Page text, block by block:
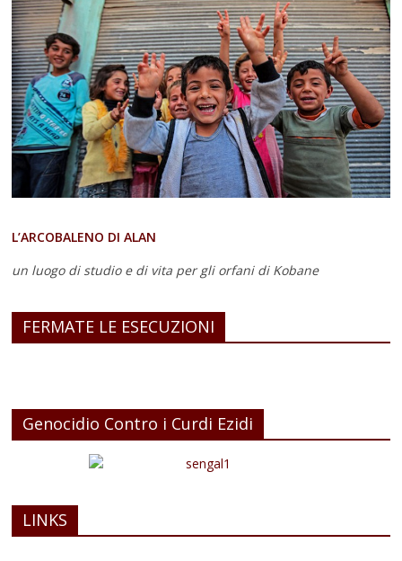
L’ARCOBALENO DI ALAN
un luogo di studio e di vita per gli orfani di Kobane
FERMATE LE ESECUZIONI
Genocidio Contro i Curdi Ezidi
LINKS